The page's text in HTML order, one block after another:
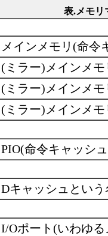
表.メモリ
メインメモリ(命令
(ミラー)メインメ
(ミラー)メインメ
(ミラー)メインメ
PIO(命令キャッシ
Dキャッシュとい
I/Oポート(いわゆ